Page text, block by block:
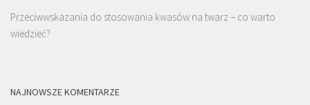
Przeciwwskazania do stosowania kwasów na twarz – co warto
wiedzieć?
NAJNOWSZE KOMENTARZE